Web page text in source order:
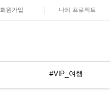
회원가입 나의 프로젝트
#VIP_여행